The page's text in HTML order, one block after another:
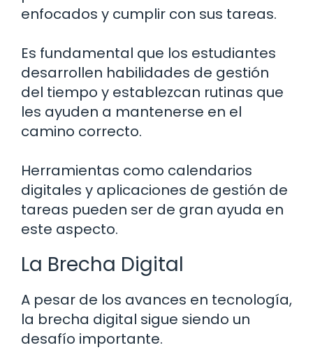
enfocados y cumplir con sus tareas.
Es fundamental que los estudiantes
desarrollen habilidades de gestión
del tiempo y establezcan rutinas que
les ayuden a mantenerse en el
camino correcto.
Herramientas como calendarios
digitales y aplicaciones de gestión de
tareas pueden ser de gran ayuda en
este aspecto.
La Brecha Digital
A pesar de los avances en tecnología,
la brecha digital sigue siendo un
desafío importante.